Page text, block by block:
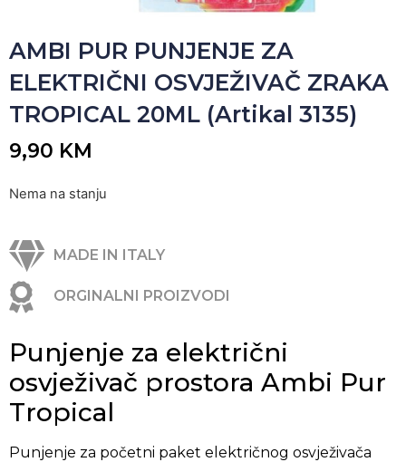
AMBI PUR PUNJENJE ZA
ELEKTRIČNI OSVJEŽIVAČ ZRAKA
TROPICAL 20ML (Artikal 3135)
9,90 KM
Nema na stanju
MADE IN ITALY
ORGINALNI PROIZVODI
Punjenje za električni
osvježivač prostora Ambi Pur
Tropical
Punjenje za početni paket električnog osvježivača